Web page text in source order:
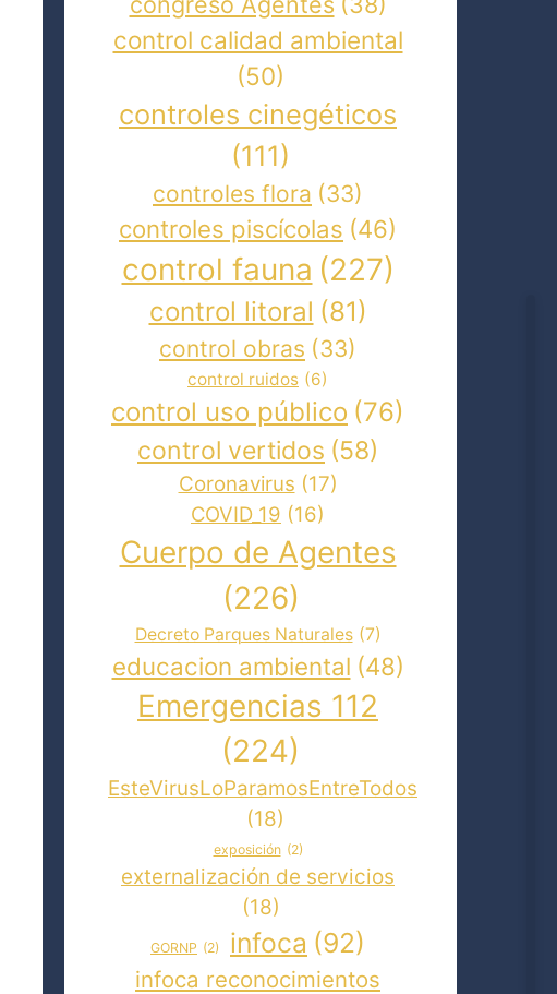
control calidad ambiental
(50)
controles cinegéticos
(111)
controles flora (33)
controles piscícolas (46)
control fauna (227)
control litoral (81)
control obras (33)
control ruidos (6)
control uso público (76)
control vertidos (58)
Coronavirus (17)
COVID_19 (16)
Cuerpo de Agentes
(226)
Decreto Parques Naturales (7)
educacion ambiental (48)
Emergencias 112
(224)
EsteVirusLoParamosEntreTodos
(18)
exposición (2)
externalización de servicios
(18)
GORNP (2) infoca (92)
infoca reconocimientos